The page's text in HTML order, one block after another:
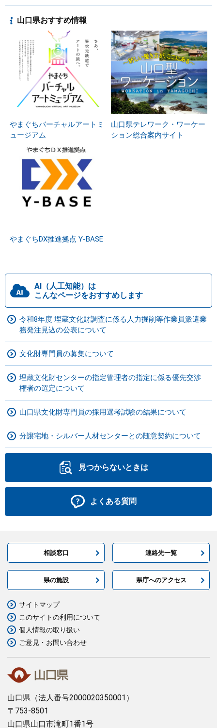
山口県おすすめ情報
やまぐちバーチャルアートミ
ュージアム
山口県テレワーク・ワーケー
ション総合案内サイト
やまぐちDX推進拠点 Y-BASE
AI（人工知能）は
こんなページをおすすめします
令和8年度 埋蔵文化財調査に係る人力掘削等作業員派遣業
務発注見込の公表について
文化財専門員の募集について
埋蔵文化財センターの指定管理者の指定に係る優先交渉
権者の選定について
山口県文化財専門員の採用選考試験の結果について
分譲宅地・シルバー人材センターとの随意契約について
見つからないときは
よくある質問
相談窓口 連絡先一覧
県の施設 県庁へのアクセス
山口県 （法人番号2000020350001）
〒753-8501
山口県山口市滝町1番1号
サイトマップ
このサイトの利用について
個人情報の取り扱い
ご意見・お問い合わせ